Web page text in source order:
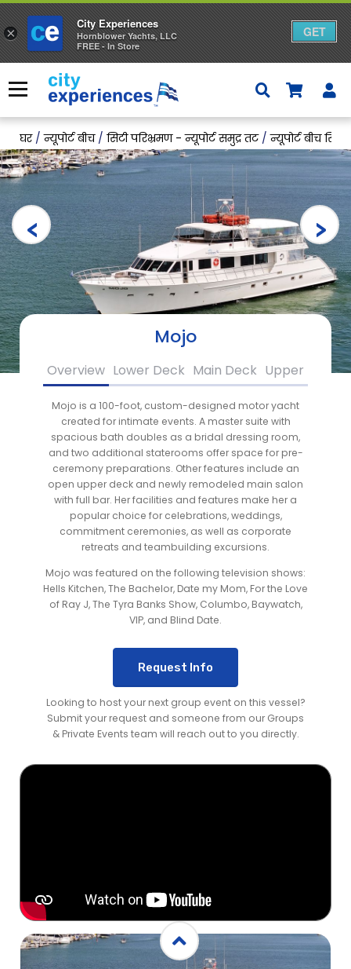
पर
जाएँ
मेनू
घर/न्यूपोर्ट बीच/ सिटी परिभ्रमण - न्यूपोर्ट समुद्र तट/न्यूपोर्ट बीच सिटी
Mojo
Overview Lower Deck Main Deck Upper Deck
Mojo is a 100-foot, custom-designed motor yacht
created for intimate events. A master suite with
spacious bath doubles as a bridal dressing room,
and two additional staterooms offer space for pre-
ceremony preparations. Other features include an
open upper deck and newly remodeled main salon
with full bar. Her facilities and features make her a
popular choice for celebrations, weddings,
commitment ceremonies, as well as corporate
retreats and teambuilding excursions.
Mojo was featured on the following television shows:
Hells Kitchen, The Bachelor, Date my Mom, For the Love
of Ray J, The Tyra Banks Show, Columbo, Baywatch,
VIP, and Blind Date.
Request Info
Looking to host your next group event on this vessel?
Submit your request and someone from our Groups
& Private Events team will reach out to you directly.
×
City Experiences
Hornblower Yachts, LLC
FREE - In Store
GET